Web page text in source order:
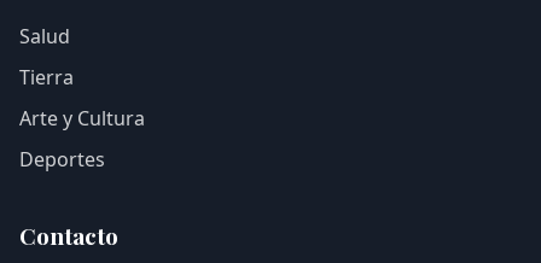
Salud
Tierra
Arte y Cultura
Deportes
Contacto